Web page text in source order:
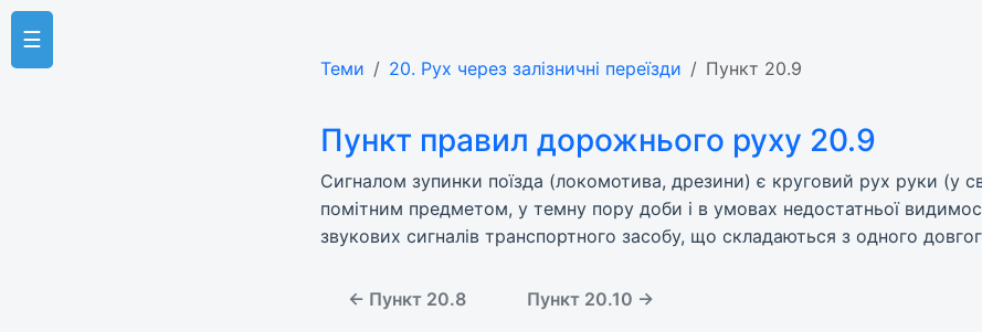
☰
Теми 20. Рух через залізничні переїзди Пункт 20.9
Пункт правил дорожнього руху 20.9
Сигналом зупинки поїзда (локомотива, дрезини) є круговий рух руки (у
помітним предметом, у темну пору доби і в умовах недостатньої
звукових сигналів транспортного засобу, що складаються з одного
← Пункт 20.8 Пункт 20.10 →